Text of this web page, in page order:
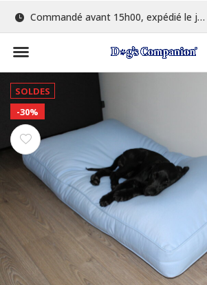
Commandé avant 15h00, expédié le jour même
SOLDES
-30%